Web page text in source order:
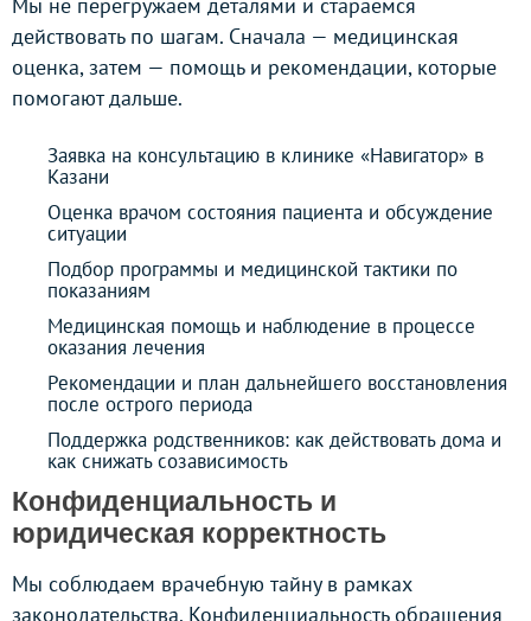
Мы не перегружаем деталями и стараемся
действовать по шагам. Сначала — медицинская
оценка, затем — помощь и рекомендации, которые
помогают дальше.
Заявка на консультацию в клинике «Навигатор» в
Казани
Оценка врачом состояния пациента и обсуждение
ситуации
Подбор программы и медицинской тактики по
показаниям
Медицинская помощь и наблюдение в процессе
оказания лечения
Рекомендации и план дальнейшего восстановления
после острого периода
Поддержка родственников: как действовать дома и
как снижать созависимость
Конфиденциальность и
юридическая корректность
Мы соблюдаем врачебную тайну в рамках
законодательства. Конфиденциальность обращения